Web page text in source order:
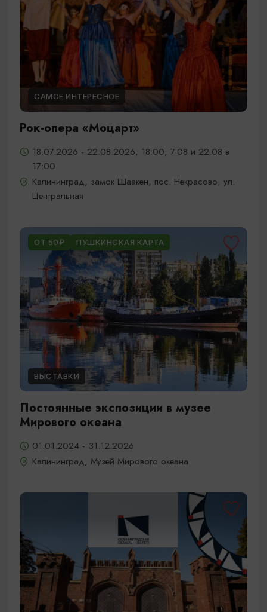
САМОЕ ИНТЕРЕСНОЕ
Рок-опера «Моцарт»
18.07.2026 - 22.08.2026, 18:00, 7.08 и 22.08 в
17:00
Калининград, замок Шаакен, пос. Некрасово, ул.
Центральная
ОТ 50₽ ПУШКИНСКАЯ КАРТА
ВЫСТАВКИ
Постоянные экспозиции в музее
Мирового океана
01.01.2024 - 31.12.2026
Калининград, Музей Мирового океана